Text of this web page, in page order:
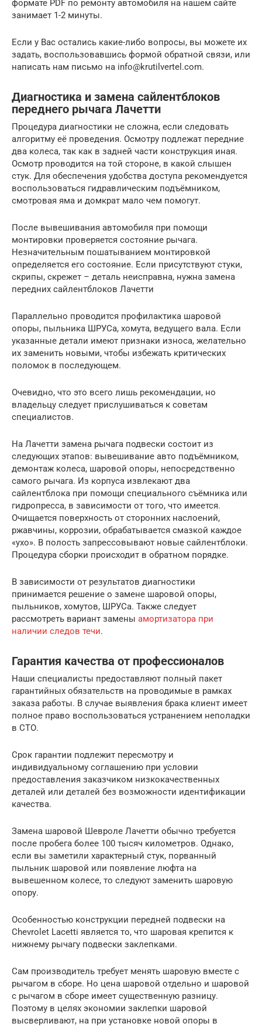
формате PDF по ремонту автомобиля на нашем сайте
занимает 1-2 минуты.
Если у Вас остались какие-либо вопросы, вы можете их
задать, воспользовавшись формой обратной связи, или
написать нам письмо на info@krutilvertel.com.
Диагностика и замена сайлентблоков
переднего рычага Лачетти
Процедура диагностики не сложна, если следовать
алгоритму её проведения. Осмотру подлежат передние
два колеса, так как в задней части конструкция иная.
Осмотр проводится на той стороне, в какой слышен
стук. Для обеспечения удобства доступа рекомендуется
воспользоваться гидравлическим подъёмником,
смотровая яма и домкрат мало чем помогут.
После вывешивания автомобиля при помощи
монтировки проверяется состояние рычага.
Незначительным пошатыванием монтировкой
определяется его состояние. Если присутствуют стуки,
скрипы, скрежет – деталь неисправна, нужна замена
передних сайлентблоков Лачетти
Параллельно проводится профилактика шаровой
опоры, пыльника ШРУСа, хомута, ведущего вала. Если
указанные детали имеют признаки износа, желательно
их заменить новыми, чтобы избежать критических
поломок в последующем.
Очевидно, что это всего лишь рекомендации, но
владельцу следует прислушиваться к советам
специалистов.
На Лачетти замена рычага подвески состоит из
следующих этапов: вывешивание авто подъёмником,
демонтаж колеса, шаровой опоры, непосредственно
самого рычага. Из корпуса извлекают два
сайлентблока при помощи специального съёмника или
гидропресса, в зависимости от того, что имеется.
Очищается поверхность от сторонних наслоений,
ржавчины, коррозии, обрабатывается смазкой каждое
«ухо». В полость запрессовывают новые сайлентблоки.
Процедура сборки происходит в обратном порядке.
В зависимости от результатов диагностики
принимается решение о замене шаровой опоры,
пыльников, хомутов, ШРУСа. Также следует
рассмотреть вариант замены амортизатора при
наличии следов течи.
Гарантия качества от профессионалов
Наши специалисты предоставляют полный пакет
гарантийных обязательств на проводимые в рамках
заказа работы. В случае выявления брака клиент имеет
полное право воспользоваться устранением неполадки
в СТО.
Срок гарантии подлежит пересмотру и
индивидуальному соглашению при условии
предоставления заказчиком низкокачественных
деталей или деталей без возможности идентификации
качества.
Замена шаровой Шевроле Лачетти обычно требуется
после пробега более 100 тысяч километров. Однако,
если вы заметили характерный стук, порванный
пыльник шаровой или появление люфта на
вывешенном колесе, то следуют заменить шаровую
опору.
Особенностью конструкции передней подвески на
Chevrolet Lacetti является то, что шаровая крепится к
нижнему рычагу подвески заклепками.
Сам производитель требует менять шаровую вместе с
рычагом в сборе. Но цена шаровой отдельно и шаровой
с рычагом в сборе имеет существенную разницу.
Поэтому в целях экономии заклепки шаровой
высверливают, на при установке новой опоры в